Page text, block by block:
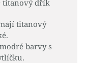
titanový dřík
titanový
barvy s